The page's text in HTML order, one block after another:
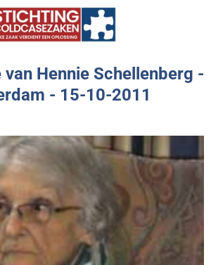
Hennie Schellenberg -
- 15-10-2011